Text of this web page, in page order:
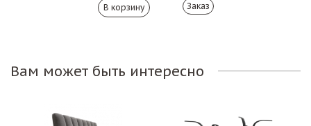
Заказ
Вам может быть интересно